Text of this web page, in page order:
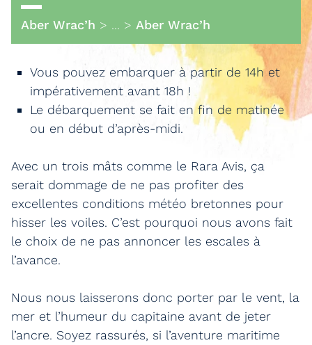
Aber Wrac’h > ... > Aber Wrac’h
Vous pouvez embarquer à partir de 14h et
impérativement avant 18h !
Le débarquement se fait en fin de matinée
ou en début d’après-midi.
Avec un trois mâts comme le Rara Avis, ça
serait dommage de ne pas profiter des
excellentes conditions météo bretonnes pour
hisser les voiles. C’est pourquoi nous avons fait
le choix de ne pas annoncer les escales à
l’avance.
Nous nous laisserons donc porter par le vent, la
mer et l’humeur du capitaine avant de jeter
l’ancre. Soyez rassurés, si l’aventure maritime